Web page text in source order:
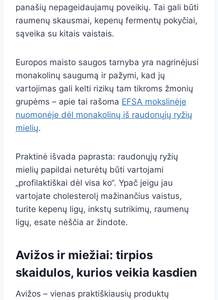
panašių nepageidaujamų poveikių. Tai gali būti
raumenų skausmai, kepenų fermentų pokyčiai,
sąveika su kitais vaistais.
Europos maisto saugos tarnyba yra nagrinėjusi
monakolinų saugumą ir pažymi, kad jų
vartojimas gali kelti rizikų tam tikroms žmonių
grupėms – apie tai rašoma EFSA mokslinėje
nuomonėje dėl monakolinų iš raudonųjų ryžių
mielių.
Praktinė išvada paprasta: raudonųjų ryžių
mielių papildai neturėtų būti vartojami
„profilaktiškai dėl visa ko“. Ypač jeigu jau
vartojate cholesterolį mažinančius vaistus,
turite kepenų ligų, inkstų sutrikimų, raumenų
ligų, esate nėščia ar žindote.
Avižos ir miežiai: tirpios
skaidulos, kurios veikia kasdien
Avižos – vienas praktiškiausių produktų